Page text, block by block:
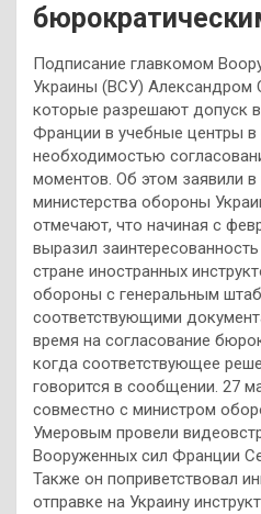
Подписание главкомом
Украины (ВСУ) Александром
которые разрешают допуск
Франции в учебные центры в
необходимостью
моментов. Об этом заявили
министерства обороны
отмечают, что начиная с
выразил
стране иностранных
обороны с генеральным
соответствующими
время на согласование
когда соответствующее
говорится в сообщении. 27
совместно с министром
Умеровым провели
Вооруженных сил Франции
Также он поприветствовал
отправке на Украину